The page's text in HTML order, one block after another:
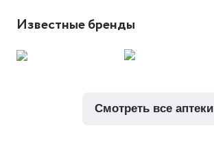
Известные бренды
смотреть все аптеки